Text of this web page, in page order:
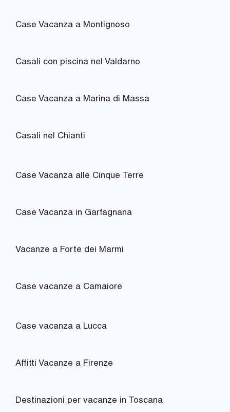
Case Vacanza a Montignoso
Casali con piscina nel Valdarno
Case Vacanza a Marina di Massa
Casali nel Chianti
Case Vacanza alle Cinque Terre
Case Vacanza in Garfagnana
Vacanze a Forte dei Marmi
Case vacanze a Camaiore
Case vacanza a Lucca
Affitti Vacanze a Firenze
Destinazioni per vacanze in Toscana